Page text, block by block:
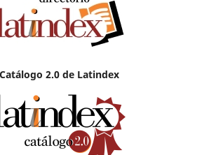
Catálogo 2.0 de Latindex